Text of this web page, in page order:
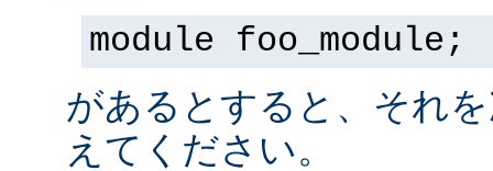
module foo_module;
があるとすると、それ
えてください。